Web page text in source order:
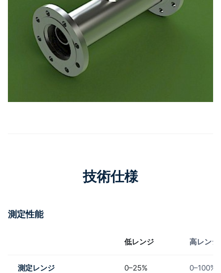
技術仕様
測定性能
低レンジ 高レンジ
測定レンジ 0–25% 0–100%